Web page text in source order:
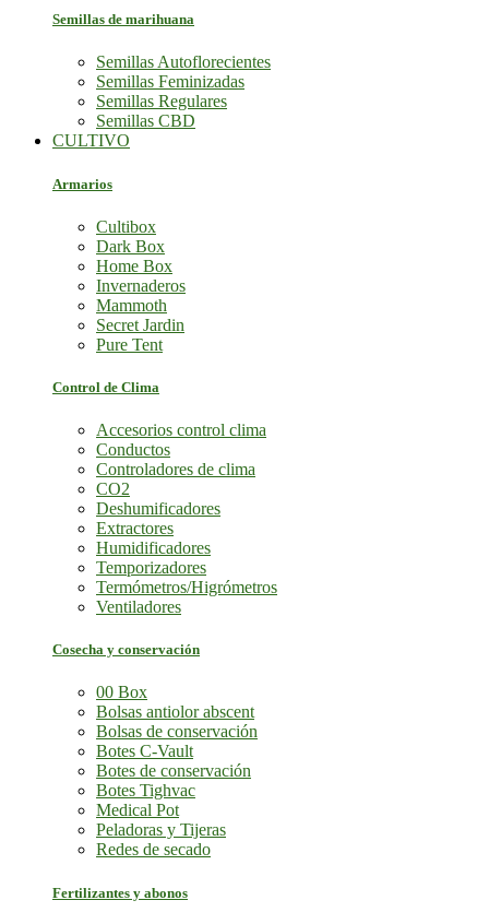
Semillas de marihuana
Semillas Autoflorecientes
Semillas Feminizadas
Semillas Regulares
Semillas CBD
CULTIVO
Armarios
Cultibox
Dark Box
Home Box
Invernaderos
Mammoth
Secret Jardin
Pure Tent
Control de Clima
Accesorios control clima
Conductos
Controladores de clima
CO2
Deshumificadores
Extractores
Humidificadores
Temporizadores
Termómetros/Higrómetros
Ventiladores
Cosecha y conservación
00 Box
Bolsas antiolor abscent
Bolsas de conservación
Botes C-Vault
Botes de conservación
Botes Tighvac
Medical Pot
Peladoras y Tijeras
Redes de secado
Fertilizantes y abonos